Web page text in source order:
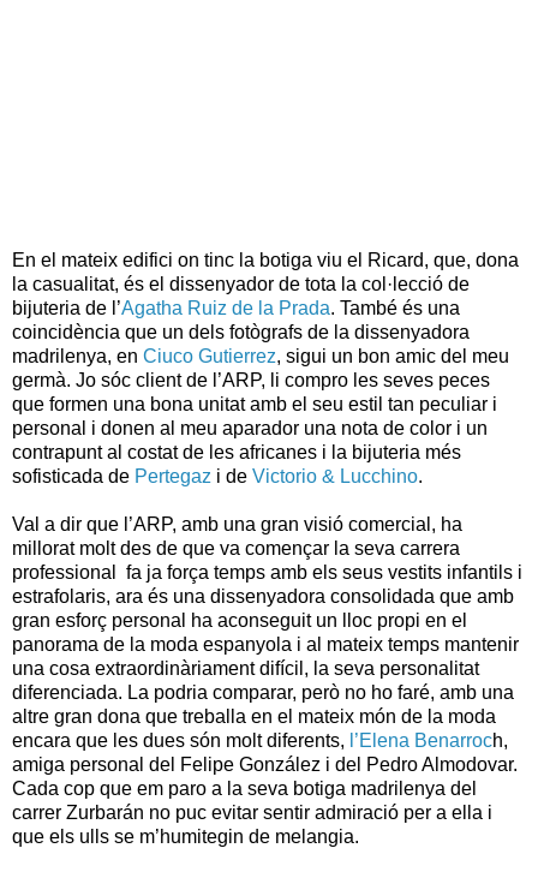
En el mateix edifici on tinc la botiga viu el Ricard, que, dona
la casualitat, és el dissenyador de tota la col·lecció de
bijuteria de l’Agatha Ruiz de la Prada. També és una
coincidència que un dels fotògrafs de la dissenyadora
madrilenya, en Ciuco Gutierrez, sigui un bon amic del meu
germà. Jo sóc client de l’ARP, li compro les seves peces
que formen una bona unitat amb el seu estil tan peculiar i
personal i donen al meu aparador una nota de color i un
contrapunt al costat de les africanes i la bijuteria més
sofisticada de Pertegaz i de Victorio & Lucchino.
Val a dir que l’ARP, amb una gran visió comercial, ha
millorat molt des de que va començar la seva carrera
professional fa ja força temps amb els seus vestits infantils i
estrafolaris, ara és una dissenyadora consolidada que amb
gran esforç personal ha aconseguit un lloc propi en el
panorama de la moda espanyola i al mateix temps mantenir
una cosa extraordinàriament difícil, la seva personalitat
diferenciada. La podria comparar, però no ho faré, amb una
altre gran dona que treballa en el mateix món de la moda
encara que les dues són molt diferents, l’Elena Benarroch,
amiga personal del Felipe González i del Pedro Almodovar.
Cada cop que em paro a la seva botiga madrilenya del
carrer Zurbarán no puc evitar sentir admiració per a ella i
que els ulls se m’humitegin de melangia.